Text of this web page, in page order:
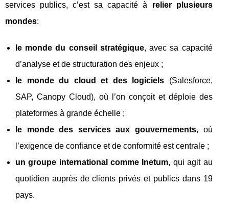
services publics, c’est sa capacité à relier plusieurs
mondes:
le monde du conseil stratégique, avec sa capacité
d’analyse et de structuration des enjeux ;
le monde du cloud et des logiciels (Salesforce,
SAP, Canopy Cloud), où l’on conçoit et déploie des
plateformes à grande échelle ;
le monde des services aux gouvernements, où
l’exigence de confiance et de conformité est centrale ;
un groupe international comme Inetum, qui agit au
quotidien auprès de clients privés et publics dans 19
pays.